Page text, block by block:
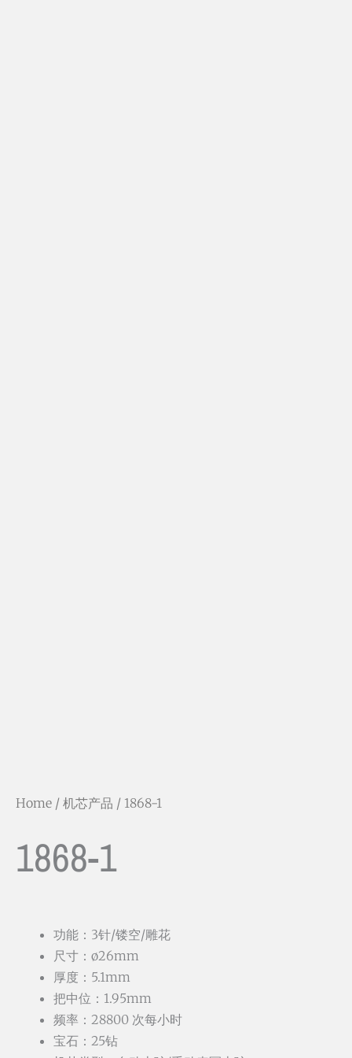
Home / 机芯产品 / 1868-1
1868-1
功能：3针/镂空/雕花
尺寸：ø26mm
厚度：5.1mm
把中位：1.95mm
频率：28800 次每小时
宝石：25钻